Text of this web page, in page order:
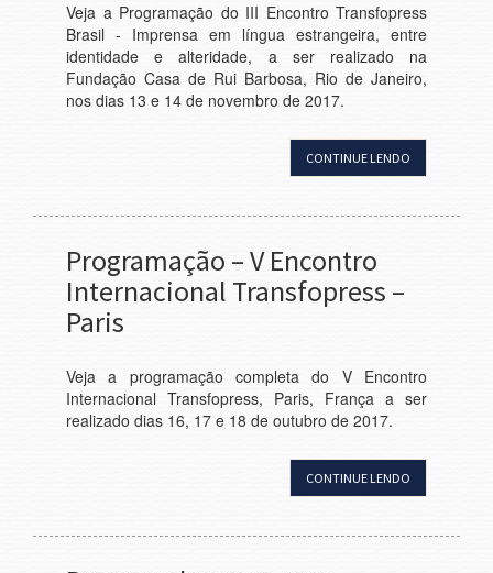
Veja a Programação do III Encontro Transfopress
Brasil - Imprensa em língua estrangeira, entre
identidade e alteridade, a ser realizado na
Fundação Casa de Rui Barbosa, Rio de Janeiro,
nos dias 13 e 14 de novembro de 2017.
CONTINUE LENDO
Programação – V Encontro
Internacional Transfopress –
Paris
Veja a programação completa do V Encontro
Internacional Transfopress, Paris, França a ser
realizado dias 16, 17 e 18 de outubro de 2017.
CONTINUE LENDO